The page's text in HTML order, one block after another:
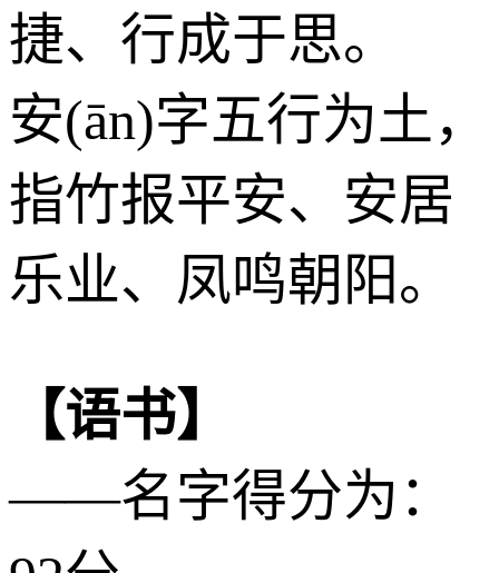
捷、行成于思。
安(ān)字五行为土，
指竹报平安、安居
乐业、凤鸣朝阳。
【语书】
——名字得分为：